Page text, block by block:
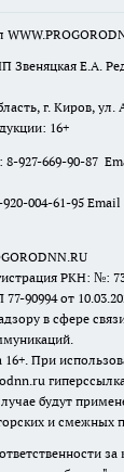
Е.А.
г. Киров,
16+
927-669-90-87
004-61-95
РКН: №:
90994 от
в сфере
16+. При
будут
и смежных